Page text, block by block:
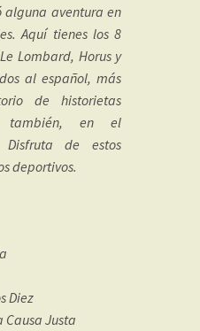
alguna aventura en
Aquí tienes los 8
Lombard, Horus y
al español, más
de historietas
también, en el
Disfruta de estos
deportivos.
Diez
Causa Justa